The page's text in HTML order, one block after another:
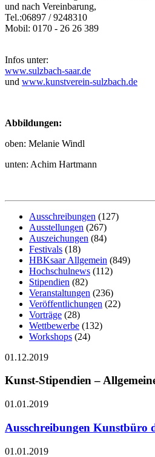
und nach Vereinbarung,
Tel.:06897 / 9248310
Mobil: 0170 - 26 26 389
Infos unter:
www.sulzbach-saar.de
und www.kunstverein-sulzbach.de
Abbildungen:
oben: Melanie Windl
unten: Achim Hartmann
Ausschreibungen (127)
Ausstellungen (267)
Auszeichungen (84)
Festivals (18)
HBKsaar Allgemein (849)
Hochschulnews (112)
Stipendien (82)
Veranstaltungen (236)
Veröffentlichungen (22)
Vorträge (28)
Wettbewerbe (132)
Workshops (24)
01.12.2019
Kunst-Stipendien –
01.01.2019
Ausschreibungen Kunstbüro
01.01.2019